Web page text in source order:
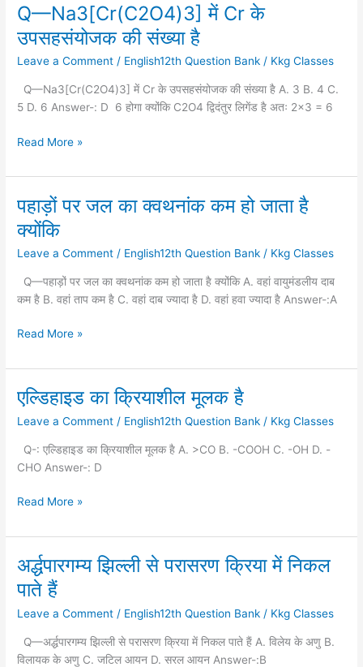
Q—Na3[Cr(C2O4)3] में Cr के
उपसहसंयोजक की संख्या है
Leave a Comment / English12th Question Bank / Kkg Classes
Q—Na3[Cr(C2O4)3] में Cr के उपसहसंयोजक की संख्या है A. 3 B. 4 C.
5 D. 6 Answer-: D 6 होगा क्योंकि C2O4 द्विदंतुर लिगेंड है अतः 2×3 = 6
Q
Na3[Cr(C2O4)3]
में
Read More »
पहाड़ों पर जल का क्वथनांक कम हो जाता है
क्योंकि
Leave a Comment / English12th Question Bank / Kkg Classes
Q—पहाड़ों पर जल का क्वथनांक कम हो जाता है क्योंकि A. वहां वायुमंडलीय दाब
कम है B. वहां ताप कम है C. वहां दाब ज्यादा है D. वहां हवा ज्यादा है Answer-:A
पहाड़ों
जल
का
कम
जाता
Read More »
एल्डिहाइड का क्रियाशील मूलक है
Leave a Comment / English12th Question Bank / Kkg Classes
Q-: एल्डिहाइड का क्रियाशील मूलक है A. >CO B. -COOH C. -OH D. -
CHO Answer-: D
एल्डिहाइड
क्रियाशील
मूलक
है
Read More »
अर्द्धपारगम्य झिल्ली से परासरण क्रिया में निकल
पाते हैं
Leave a Comment / English12th Question Bank / Kkg Classes
Q—अर्द्धपारगम्य झिल्ली से परासरण क्रिया में निकल पाते हैं A. विलेय के अणु B.
विलायक के अणु C. जटिल आयन D. सरल आयन Answer-:B
अर्द्धपारगम्य
झिल्ली
से
परासरण
में